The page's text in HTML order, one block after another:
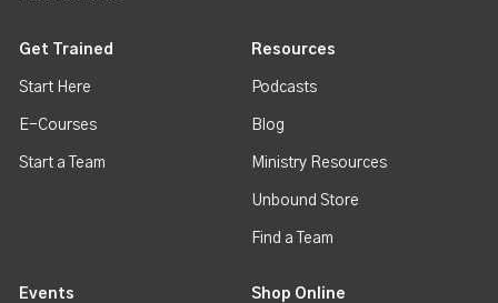
Get Trained
Start Here
E-Courses
Start a Team
Resources
Podcasts
Blog
Ministry Resources
Unbound Store
Find a Team
Events Shop Online